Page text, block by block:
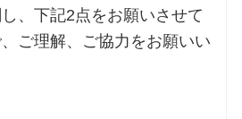
、下記2点をお願いさせて
ご理解、ご協力をお願いい